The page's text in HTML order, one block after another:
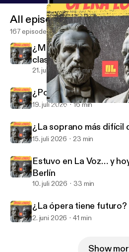
¿Ya no existen los tenores
All episodes
167 episodes
¿Mezzo o soprano? La
clasificar
21. juli 2026 24 min
¿Por qué Javier
19. juli 2026 16 min
¿La soprano más difícil
15. juli 2026 23 min
Estuvo en La Voz… y
Berlín
10. juli 2026 33 min
¿La ópera tiene futuro?
2. juni 2026 41 min
Show